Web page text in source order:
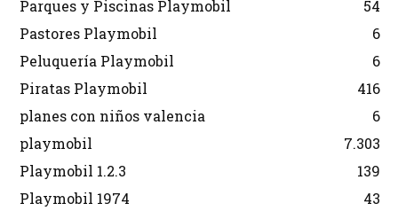
Parques y Piscinas Playmobil
54
Pastores Playmobil
6
Peluquería Playmobil
6
Piratas Playmobil
416
planes con niños valencia
6
playmobil
7.303
Playmobil 1.2.3
139
Playmobil 1974
43